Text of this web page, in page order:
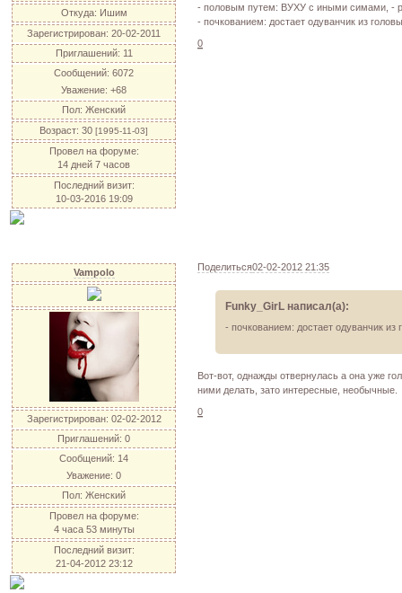
Откуда: Ишим
Зарегистрирован: 20-02-2011
Приглашений: 11
Сообщений: 6072
Уважение: +68
Пол: Женский
Возраст: 30 [1995-11-03]
Провел на форуме:
14 дней 7 часов
Последний визит:
10-03-2016 19:09
- половым путем: ВУХУ с иными симами, -
- почкованием: достает одуванчик из
0
Поделиться02-02-2012 21:35
Vampolo
Зарегистрирован: 02-02-2012
Приглашений: 0
Сообщений: 14
Уважение: 0
Пол: Женский
Провел на форуме:
4 часа 53 минуты
Последний визит:
21-04-2012 23:12
Funky_GirL написал(а):
- почкованием: достает одуванчик
Вот-вот, однажды отвернулась а она уже
ними делать, зато интересные, необычные.
0